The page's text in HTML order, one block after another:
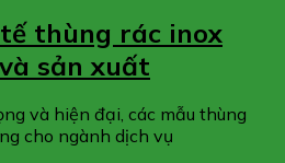
thùng rác inox
sản xuất
và hiện đại, các mẫu thùng
cho ngành dịch vụ